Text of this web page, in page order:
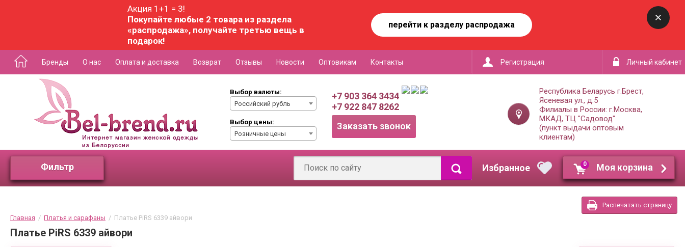
Акция 1+1 = 3!
Покупайте любые 2 товара из раздела
«распродажа», получайте третью вещь в
подарок!
перейти к разделу распродажа
Бренды О нас Оплата и доставка Возврат Отзывы Новости Оптовикам Контакты Регистрация Личный кабинет
Выбор валюты:
Российский рубль
Выбор цены:
Розничные цены
+7 903 364 3434
+7 922 847 8262
Заказать звонок
Республика Беларусь г.Брест,
Ясеневая ул., д.5
Филиалы в России: г.Москва,
МКАД, ТЦ "Садовод"
(пункт выдачи оптовым
клиентам)
Фильтр 0 Моя корзина
Распечатать страницу
Главная
  /
Платья и сарафаны
  /  Платье PiRS 6339 айвори
Платье PiRS 6339 айвори